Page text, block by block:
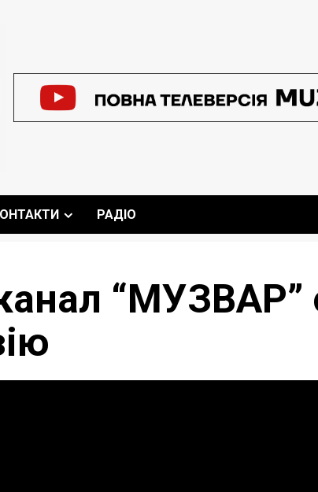
РАДІО
“МУЗВАР”